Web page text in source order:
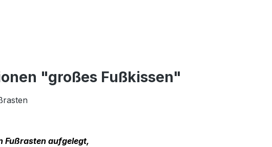
"großes Fußkissen"
Fußrasten aufgelegt,